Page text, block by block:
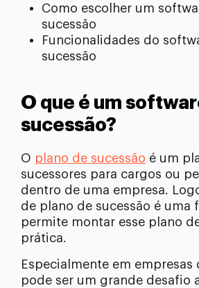
Como escolher um
sucessão
Funcionalidades do
sucessão
O que é um
sucessão?
O plano de sucessão é um
sucessores para cargos ou
dentro de uma empresa.
de plano de sucessão é uma
permite montar esse plano
prática.
Especialmente em empresas
pode ser um grande desafio